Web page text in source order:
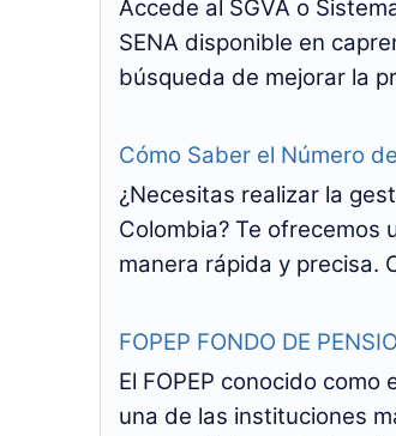
Accede al SGVA o
SENA disponible en
búsqueda de mejorar la
Cómo Saber el Número
¿Necesitas realizar la
Colombia? Te
manera rápida y precisa.
FOPEP FONDO DE
El FOPEP conocido
una de las instituciones